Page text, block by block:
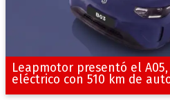
Leapmotor presentó el
eléctrico con 510 km de